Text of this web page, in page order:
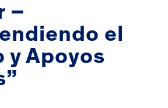
–
el
y Apoyos